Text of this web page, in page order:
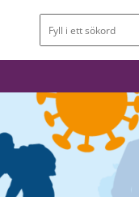
Sökfält